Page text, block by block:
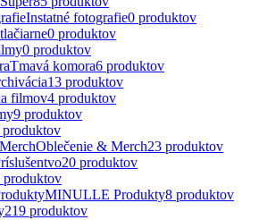
Instatné fotografie0 produktov
0 produktov
0 produktov
Tmavá komora6 produktov
13 produktov
filmov4 produktov
9 produktov
produktov
Oblečenie & Merch23 produktov
20 produktov
produktov
MINULLE Produkty8 produktov
219 produktov